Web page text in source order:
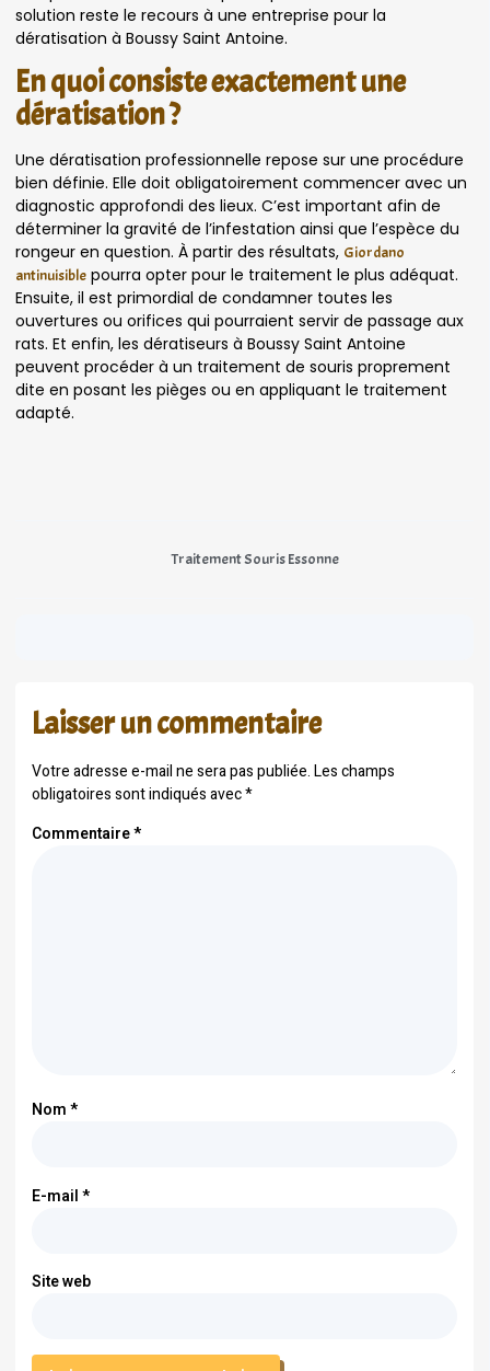
solution reste le recours à une entreprise pour la
dératisation à Boussy Saint Antoine.
En quoi consiste exactement une
dératisation ?
Une dératisation professionnelle repose sur une procédure
bien définie. Elle doit obligatoirement commencer avec un
diagnostic approfondi des lieux. C’est important afin de
déterminer la gravité de l’infestation ainsi que l’espèce du
rongeur en question. À partir des résultats, Giordano
antinuisible pourra opter pour le traitement le plus adéquat.
Ensuite, il est primordial de condamner toutes les
ouvertures ou orifices qui pourraient servir de passage aux
rats. Et enfin, les dératiseurs à Boussy Saint Antoine
peuvent procéder à un traitement de souris proprement
dite en posant les pièges ou en appliquant le traitement
adapté.
Traitement Souris Essonne
Laisser un commentaire
Votre adresse e-mail ne sera pas publiée.Les champs
obligatoires sont indiqués avec*
Commentaire*
Nom*
E-mail*
Site web